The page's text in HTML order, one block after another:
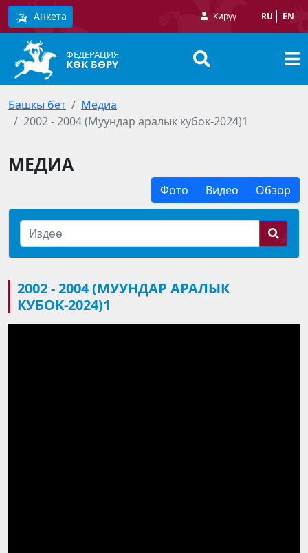
Анкета Кирүү RU EN
ФЕДЕРАЦИЯ
КӨК БӨРҮ
Башкы бет
Медиа
2002 - 2004 (Муундар аралык кубок-2024)1
МЕДИА
Фото Видео Обзор
2002 - 2004 (МУУНДАР АРАЛЫК
КУБОК-2024)1